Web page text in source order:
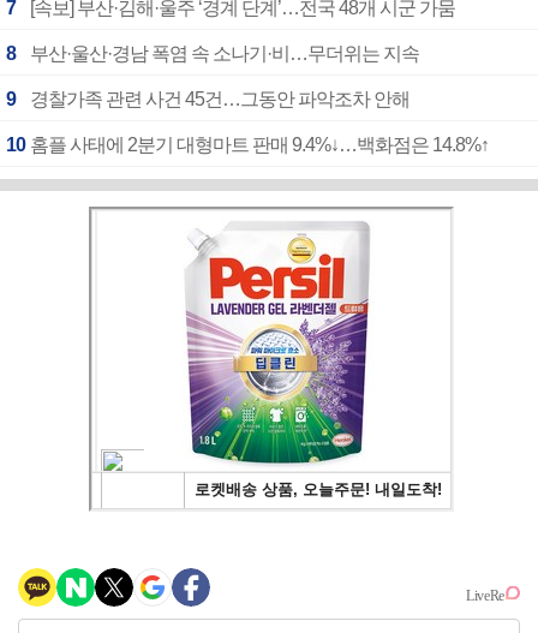
7 [속보] 부산·김해·울주 ‘경계 단계’…전국 48개 시군 가뭄
8 부산·울산·경남 폭염 속 소나기·비…무더위는 지속
9 경찰가족 관련 사건 45건…그동안 파악조차 안해
10 홈플 사태에 2분기 대형마트 판매 9.4%↓…백화점은 14.8%↑